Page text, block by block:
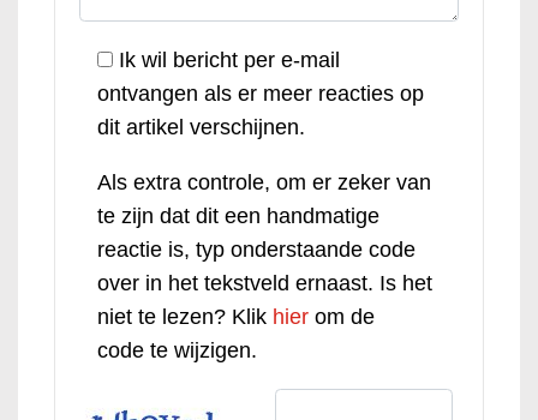
Ik wil bericht per e-mail
ontvangen als er meer reacties op
dit artikel verschijnen.
Als extra controle, om er zeker van
te zijn dat dit een handmatige
reactie is, typ onderstaande code
over in het tekstveld ernaast. Is het
niet te lezen? Klik hier om de
code te wijzigen.